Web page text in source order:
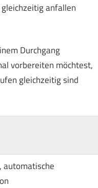
anfallen
Durchgang
vorbereiten möchtest,
gleichzeitig sind
automatische